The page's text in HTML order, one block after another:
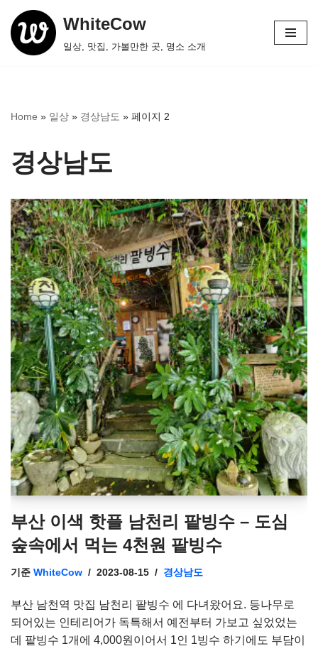
콘
텐
기
WhiteCow
일상, 맛집, 가볼만한 곳, 명소 소개
Home » 일상 » 경상남도 » 페이지 2
경상남도
부산 이색 핫플 남천리 팥빙수 – 도심
숲속에서 먹는 4천원 팥빙수
기준 WhiteCow 2023-08-15 경상남도
부산 남천역 맛집 남천리 팥빙수 에 다녀왔어요. 등나무로
되어있는 인테리어가 독특해서 예전부터 가보고 싶었었는
데 팥빙수 1개에 4,000원이어서 1인 1빙수 하기에도 부담이